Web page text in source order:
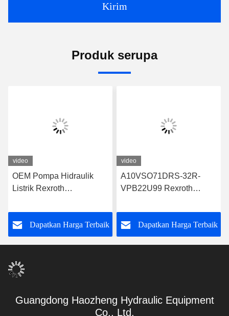
Kirim
Produk serupa
video
OEM Pompa Hidraulik
Listrik Rexroth
PPA12G30
Dapatkan Harga Terbaik
video
A10VSO71DRS-32R-
VPB22U99 Rexroth
yang Kuat
Dapatkan Harga Terbaik
Guangdong Haozheng Hydraulic Equipment
Co., Ltd.